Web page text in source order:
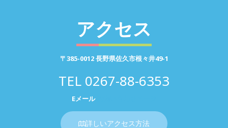
アクセス
〒385-0012 長野県佐久市根々井49-1
TEL 0267-88-6353
Eメール
詳しいアクセス方法